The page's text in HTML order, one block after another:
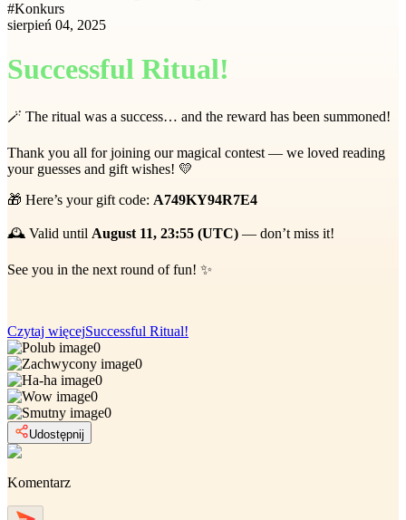
#Konkurs
sierpień 04, 2025
Successful Ritual!
🪄 The ritual was a success… and the reward has been summoned!
Thank you all for joining our magical contest — we loved reading
your guesses and gift wishes! 💛
🎁 Here’s your gift code: A749KY94R7E4
🕰️ Valid until August 11, 23:55 (UTC) — don’t miss it!
See you in the next round of fun! ✨
Czytaj więcejSuccessful Ritual!
0
0
0
0
0
Udostępnij
Komentarz